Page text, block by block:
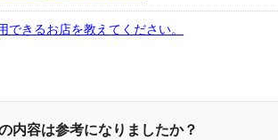
できるお店を教えてください。
内容は参考になりましたか？